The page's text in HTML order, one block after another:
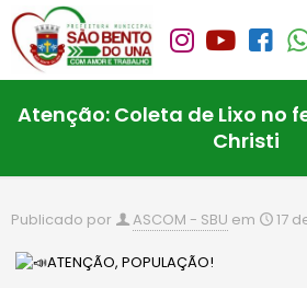
Atenção: Coleta de Lixo no
Christi
Publicado por ASCOM - SBU em 17
ATENÇÃO, POPULAÇÃO!